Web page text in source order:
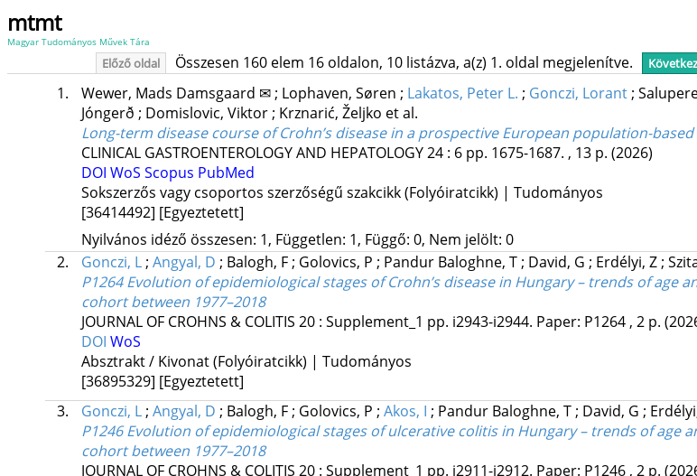
mtmt
Magyar Tudományos Művek Tára
Előző oldal Összesen 160 elem 16 oldalon, 10 listázva, a(z) 1. oldal megjelenítve.
1. Wewer, Mads Damsgaard ✉; Lophaven, Søren ; Lakatos, Peter L. ; Gonczi, Lorant;
Jóngerð ; Domislovic, Viktor; Krznarić, Željko et al.
Long-term disease course of Crohn’s disease in a prospective European population-
CLINICAL GASTROENTEROLOGY AND HEPATOLOGY24: 6 pp. 1675-1687. , 13 p. (2026)
DOI WoS Scopus PubMed
Sokszerzős vagy csoportos szerzőségű szakcikk (Folyóiratcikk) | Tudományos
[36414492] [Egyeztetett]
Nyilvános idéző összesen: 1, Független: 1, Függő: 0, Nem jelölt: 0
2.
Gonczi, L; Angyal, D ; Balogh, F; Golovics, P ; Pandur Baloghne, T; David, G ; Erdélyi, Z;
P1264 Evolution of epidemiological stages of Crohn’s disease in Hungary – trends of
cohort between 1977–2018
JOURNAL OF CROHNS & COLITIS 20: Supplement_1 pp. i2943-i2944. Paper: P1264 , 2 p.
DOI WoS
Absztrakt / Kivonat (Folyóiratcikk) | Tudományos
[36895329] [Egyeztetett]
3.
Gonczi, L; Angyal, D ; Balogh, F; Golovics, P ; Akos, I ; Pandur Baloghne, T; David, G ;
P1246 Evolution of epidemiological stages of ulcerative colitis in Hungary – trends of
cohort between 1977–2018
JOURNAL OF CROHNS & COLITIS 20: Supplement_1 pp. i2911-i2912. Paper: P1246 , 2 p.